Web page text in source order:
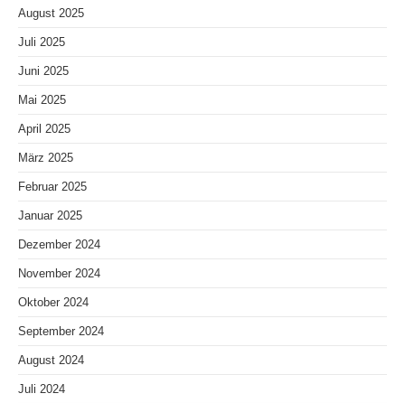
August 2025
Juli 2025
Juni 2025
Mai 2025
April 2025
März 2025
Februar 2025
Januar 2025
Dezember 2024
November 2024
Oktober 2024
September 2024
August 2024
Juli 2024